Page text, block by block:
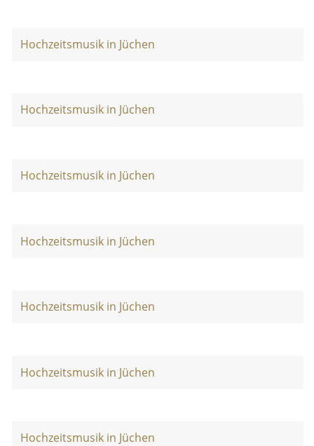
Hochzeitsmusik in Jüchen
Hochzeitsmusik in Jüchen
Hochzeitsmusik in Jüchen
Hochzeitsmusik in Jüchen
Hochzeitsmusik in Jüchen
Hochzeitsmusik in Jüchen
Hochzeitsmusik in Jüchen